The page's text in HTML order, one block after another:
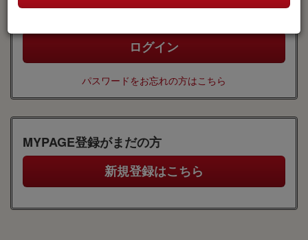
パスワードをお忘れの方はこちら
MYPAGE登録がまだの方